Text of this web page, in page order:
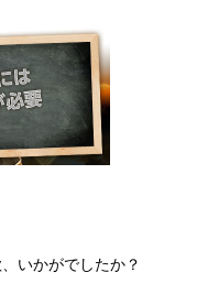
いかがでしたか？